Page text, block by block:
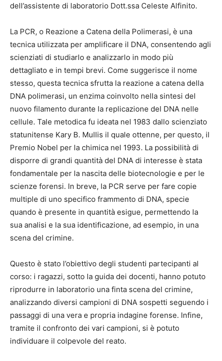
dell’assistente di laboratorio Dott.ssa Celeste Alfinito.
La PCR, o Reazione a Catena della Polimerasi, è una
tecnica utilizzata per amplificare il DNA, consentendo agli
scienziati di studiarlo e analizzarlo in modo più
dettagliato e in tempi brevi. Come suggerisce il nome
stesso, questa tecnica sfrutta la reazione a catena della
DNA polimerasi, un enzima coinvolto nella sintesi del
nuovo filamento durante la replicazione del DNA nelle
cellule. Tale metodica fu ideata nel 1983 dallo scienziato
statunitense Kary B. Mullis il quale ottenne, per questo, il
Premio Nobel per la chimica nel 1993. La possibilità di
disporre di grandi quantità del DNA di interesse è stata
fondamentale per la nascita delle biotecnologie e per le
scienze forensi. In breve, la PCR serve per fare copie
multiple di uno specifico frammento di DNA, specie
quando è presente in quantità esigue, permettendo la
sua analisi e la sua identificazione, ad esempio, in una
scena del crimine.
Questo è stato l’obiettivo degli studenti partecipanti al
corso: i ragazzi, sotto la guida dei docenti, hanno potuto
riprodurre in laboratorio una finta scena del crimine,
analizzando diversi campioni di DNA sospetti seguendo i
passaggi di una vera e propria indagine forense. Infine,
tramite il confronto dei vari campioni, si è potuto
individuare il colpevole del reato.